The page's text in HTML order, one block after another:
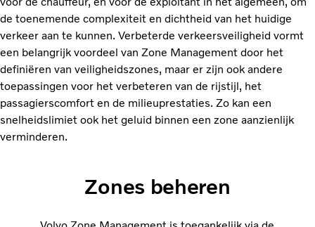
de toenemende complexiteit en dichtheid van het huidige
verkeer aan te kunnen. Verbeterde verkeersveiligheid vormt
een belangrijk voordeel van Zone Management door het
definiëren van veiligheidszones, maar er zijn ook andere
toepassingen voor het verbeteren van de rijstijl, het
passagierscomfort en de milieuprestaties. Zo kan een
snelheidslimiet ook het geluid binnen een zone aanzienlijk
verminderen.
Zones beheren